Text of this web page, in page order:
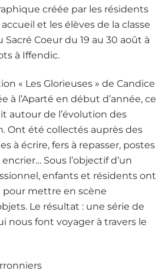
créée par les résidents
et les élèves de la classe
Sacré Coeur du 19 au 30 août à
à Iffendic.
« Les Glorieuses » de Candice
à l’Aparté en début d’année, ce
autour de l’évolution des
Ont été collectés auprès des
à écrire, fers à repasser, postes
Sous l’objectif d’un
enfants et résidents ont
pour mettre en scène
Le résultat : une série de
nous font voyager à travers le